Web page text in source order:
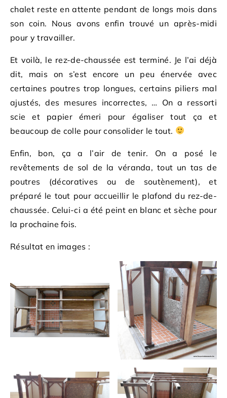
chalet reste en attente pendant de longs mois dans
son coin. Nous avons enfin trouvé un après-midi
pour y travailler.
Et voilà, le rez-de-chaussée est terminé. Je l’ai déjà
dit, mais on s’est encore un peu énervée avec
certaines poutres trop longues, certains piliers mal
ajustés, des mesures incorrectes, … On a ressorti
scie et papier émeri pour égaliser tout ça et
beaucoup de colle pour consolider le tout.
Enfin, bon, ça a l’air de tenir. On a posé le
revêtements de sol de la véranda, tout un tas de
poutres (décoratives ou de soutènement), et
préparé le tout pour accueillir le plafond du rez-de-
chaussée. Celui-ci a été peint en blanc et sèche pour
la prochaine fois.
Résultat en images :